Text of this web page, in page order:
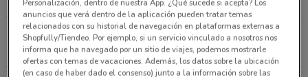
Av. Tláhuac 4766 Tláhuac
15 km
Personalización, dentro de nuestra App. ¿Qué sucede si acepta? Los
anuncios que verá dentro de la aplicación pueden tratar temas
relacionados con su historial de navegación en plataformas externas a
Shopfully/Tiendeo. Por ejemplo, si un servicio vinculado a nosotros nos
informa que ha navegado por un sitio de viajes, podemos mostrarle
ofertas con temas de vacaciones. Además, los datos sobre la ubicación
(en caso de haber dado el consenso) junto a la información sobre las